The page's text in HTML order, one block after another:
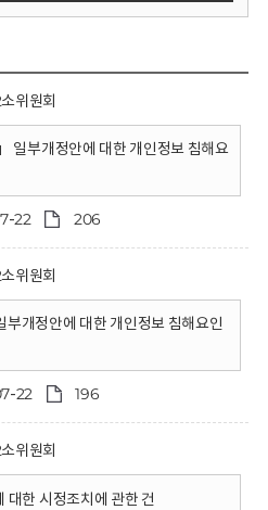
위원회
일부개정안에 대한 개인정보 침해요
22 206
위원회
부개정안에 대한 개인정보 침해요인
22 196
위원회
대한 시정조치에 관한 건